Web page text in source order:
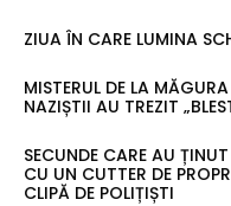
ZIUA ÎN CARE LUMINA
MISTERUL DE LA
NAZIȘTII AU TREZIT
SECUNDE CARE AU
CU UN CUTTER DE
CLIPĂ DE POLIȚIȘTI